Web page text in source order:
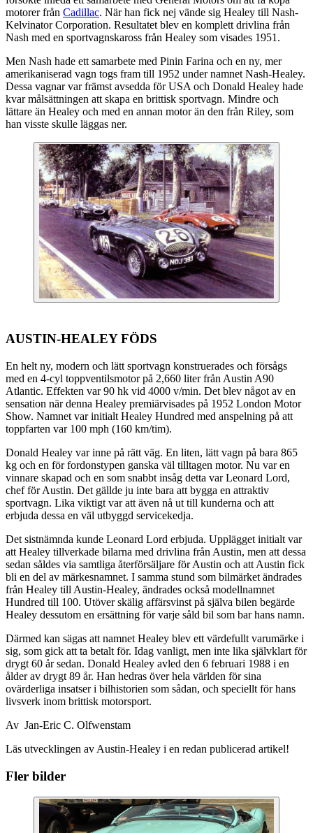
motorer från Cadillac. När han fick nej vände sig Healey till Nash-
Kelvinator Corporation. Resultatet blev en komplett drivlina från
Nash med en sportvagnskaross från Healey som visades 1951.
Men Nash hade ett samarbete med Pinin Farina och en ny, mer
amerikaniserad vagn togs fram till 1952 under namnet Nash-Healey.
Dessa vagnar var främst avsedda för USA och Donald Healey hade
kvar målsättningen att skapa en brittisk sportvagn. Mindre och
lättare än Healey och med en annan motor än den från Riley, som
han visste skulle läggas ner.
AUSTIN-HEALEY FÖDS
En helt ny, modern och lätt sportvagn konstruerades och försågs
med en 4-cyl toppventilsmotor på 2,660 liter från Austin A90
Atlantic. Effekten var 90 hk vid 4000 v/min. Det blev något av en
sensation när denna Healey premiärvisades på 1952 London Motor
Show. Namnet var initialt Healey Hundred med anspelning på att
toppfarten var 100 mph (160 km/tim).
Donald Healey var inne på rätt väg. En liten, lätt vagn på bara 865
kg och en för fordonstypen ganska väl tilltagen motor. Nu var en
vinnare skapad och en som snabbt insåg detta var Leonard Lord,
chef för Austin. Det gällde ju inte bara att bygga en attraktiv
sportvagn. Lika viktigt var att även nå ut till kunderna och att
erbjuda dessa en väl utbyggd servicekedja.
Det sistnämnda kunde Leonard Lord erbjuda. Upplägget initialt var
att Healey tillverkade bilarna med drivlina från Austin, men att dessa
sedan såldes via samtliga återförsäljare för Austin och att Austin fick
bli en del av märkesnamnet. I samma stund som bilmärket ändrades
från Healey till Austin-Healey, ändrades också modellnamnet
Hundred till 100. Utöver skälig affärsvinst på själva bilen begärde
Healey dessutom en ersättning för varje såld bil som bar hans namn.
Därmed kan sägas att namnet Healey blev ett värdefullt varumärke i
sig, som gick att ta betalt för. Idag vanligt, men inte lika självklart för
drygt 60 år sedan. Donald Healey avled den 6 februari 1988 i en
ålder av drygt 89 år. Han hedras över hela världen för sina
ovärderliga insatser i bilhistorien som sådan, och speciellt för hans
livsverk inom brittisk motorsport.
Av Jan-Eric C. Olfwenstam
Läs utvecklingen av Austin-Healey i en redan publicerad artikel!
Fler bilder